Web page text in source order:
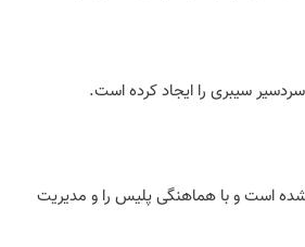
سیبری را ایجاد کرده است.
شده است و با هماهنگی پلیس را و مدیریت